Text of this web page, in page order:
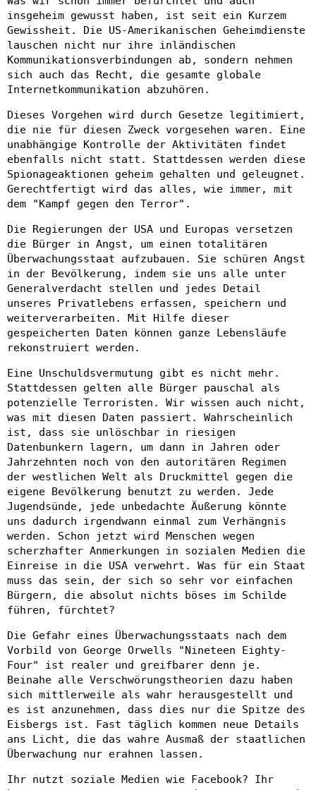
insgeheim gewusst haben, ist seit ein Kurzem
Gewissheit. Die US-Amerikanischen Geheimdienste
lauschen nicht nur ihre inländischen
Kommunikationsverbindungen ab, sondern nehmen
sich auch das Recht, die gesamte globale
Internetkommunikation abzuhören.
Dieses Vorgehen wird durch Gesetze legitimiert,
die nie für diesen Zweck vorgesehen waren. Eine
unabhängige Kontrolle der Aktivitäten findet
ebenfalls nicht statt. Stattdessen werden diese
Spionageaktionen geheim gehalten und geleugnet.
Gerechtfertigt wird das alles, wie immer, mit
dem "Kampf gegen den Terror".
Die Regierungen der USA und Europas versetzen
die Bürger in Angst, um einen totalitären
Überwachungsstaat aufzubauen. Sie schüren Angst
in der Bevölkerung, indem sie uns alle unter
Generalverdacht stellen und jedes Detail
unseres Privatlebens erfassen, speichern und
weiterverarbeiten. Mit Hilfe dieser
gespeicherten Daten können ganze Lebensläufe
rekonstruiert werden.
Eine Unschuldsvermutung gibt es nicht mehr.
Stattdessen gelten alle Bürger pauschal als
potenzielle Terroristen. Wir wissen auch nicht,
was mit diesen Daten passiert. Wahrscheinlich
ist, dass sie unlöschbar in riesigen
Datenbunkern lagern, um dann in Jahren oder
Jahrzehnten noch von den autoritären Regimen
der westlichen Welt als Druckmittel gegen die
eigene Bevölkerung benutzt zu werden. Jede
Jugendsünde, jede unbedachte Äußerung könnte
uns dadurch irgendwann einmal zum Verhängnis
werden. Schon jetzt wird Menschen wegen
scherzhafter Anmerkungen in sozialen Medien die
Einreise in die USA verwehrt. Was für ein Staat
muss das sein, der sich so sehr vor einfachen
Bürgern, die absolut nichts böses im Schilde
führen, fürchtet?
Die Gefahr eines Überwachungsstaats nach dem
Vorbild von George Orwells "Nineteen Eighty-
Four" ist realer und greifbarer denn je.
Beinahe alle Verschwörungstheorien dazu haben
sich mittlerweile als wahr herausgestellt und
es ist anzunehmen, dass dies nur die Spitze des
Eisbergs ist. Fast täglich kommen neue Details
ans Licht, die das wahre Ausmaß der staatlichen
Überwachung nur erahnen lassen.
Ihr nutzt soziale Medien wie Facebook? Ihr